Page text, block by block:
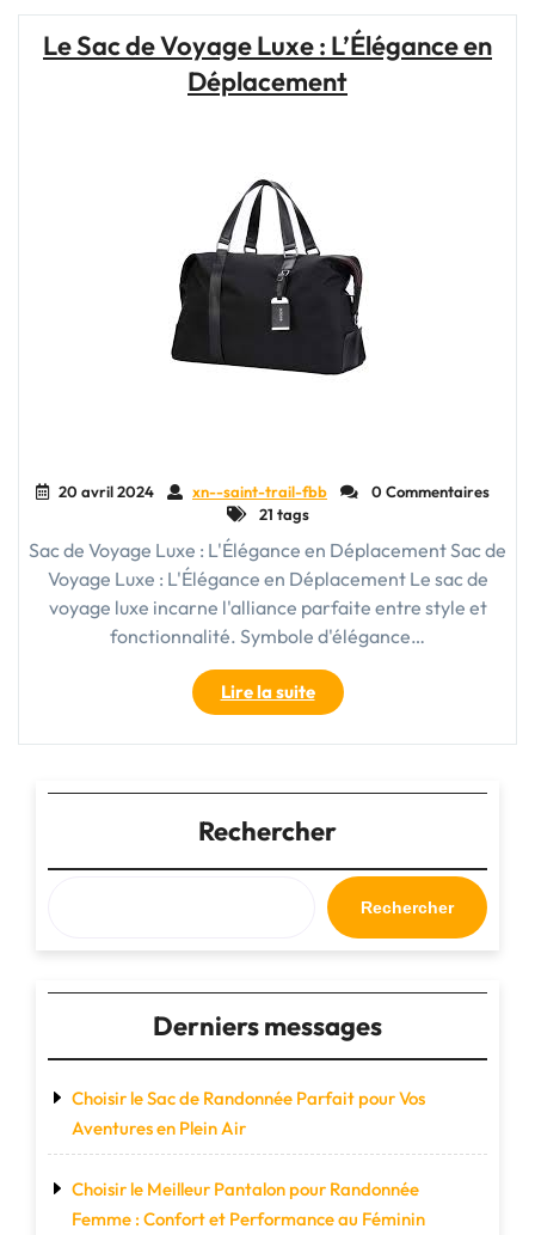
de
Voyage
Le Sac de Voyage Luxe : L’Élégance en
Déplacement
20 avril 2024 xn--saint-trail-fbb
0 Commentaires
21 tags
Sac de Voyage Luxe : L'Élégance en Déplacement Sac de
Voyage Luxe : L'Élégance en Déplacement Le sac de
voyage luxe incarne l'alliance parfaite entre style et
fonctionnalité. Symbole d'élégance…
Lire la suite"Le
Sac
de
Luxe
:
L’Élégance
en
Déplacement"
Rechercher
Rechercher
Derniers messages
Choisir le Sac de Randonnée Parfait pour Vos
Aventures en Plein Air
Choisir le Meilleur Pantalon pour Randonnée
Femme : Confort et Performance au Féminin